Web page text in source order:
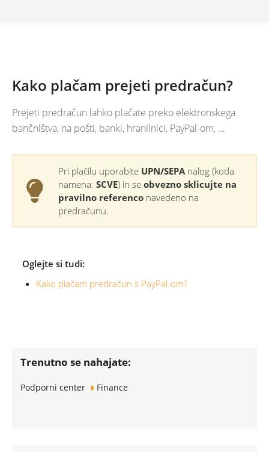
Kako plačam prejeti predračun?
Prejeti predračun lahko plačate preko elektronskega
bančništva, na pošti, banki, hranilnici, PayPal-om, …
Pri plačilu uporabite UPN/SEPA nalog (koda
namena: SCVE) in se obvezno sklicujte na
pravilno referenco navedeno na
predračunu.
Oglejte si tudi:
Kako plačam predračun s PayPal-om?
Trenutno se nahajate:
Podporni center Finance